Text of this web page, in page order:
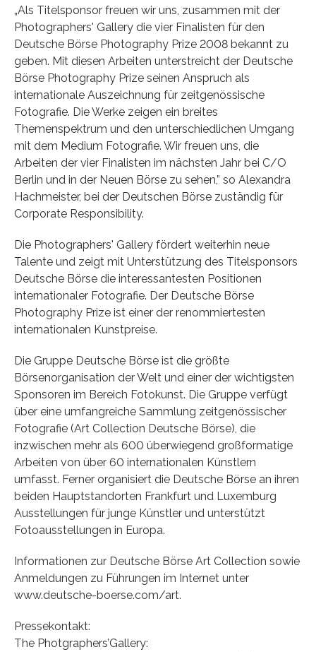
„Als Titelsponsor freuen wir uns, zusammen mit der
Photographers' Gallery die vier Finalisten für den
Deutsche Börse Photography Prize 2008 bekannt zu
geben. Mit diesen Arbeiten unterstreicht der Deutsche
Börse Photography Prize seinen Anspruch als
internationale Auszeichnung für zeitgenössische
Fotografie. Die Werke zeigen ein breites
Themenspektrum und den unterschiedlichen Umgang
mit dem Medium Fotografie. Wir freuen uns, die
Arbeiten der vier Finalisten im nächsten Jahr bei C/O
Berlin und in der Neuen Börse zu sehen,” so Alexandra
Hachmeister, bei der Deutschen Börse zuständig für
Corporate Responsibility.
Die Photographers' Gallery fördert weiterhin neue
Talente und zeigt mit Unterstützung des Titelsponsors
Deutsche Börse die interessantesten Positionen
internationaler Fotografie. Der Deutsche Börse
Photography Prize ist einer der renommiertesten
internationalen Kunstpreise.
Die Gruppe Deutsche Börse ist die größte
Börsenorganisation der Welt und einer der wichtigsten
Sponsoren im Bereich Fotokunst. Die Gruppe verfügt
über eine umfangreiche Sammlung zeitgenössischer
Fotografie (Art Collection Deutsche Börse), die
inzwischen mehr als 600 überwiegend großformatige
Arbeiten von über 60 internationalen Künstlern
umfasst. Ferner organisiert die Deutsche Börse an ihren
beiden Hauptstandorten Frankfurt und Luxemburg
Ausstellungen für junge Künstler und unterstützt
Fotoausstellungen in Europa.
Informationen zur Deutsche Börse Art Collection sowie
Anmeldungen zu Führungen im Internet unter
www.deutsche-boerse.com/art.
Pressekontakt:
The Photgraphers’Gallery: